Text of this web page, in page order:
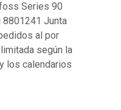
Series 90
Junta
al por
según la
los calendarios